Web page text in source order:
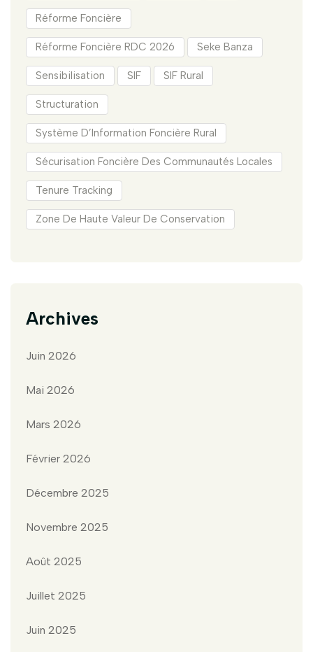
Réforme Foncière
Réforme Foncière RDC 2026 Seke Banza
Sensibilisation SIF SIF Rural
Structuration
Système D’Information Foncière Rural
Sécurisation Foncière Des Communautés Locales
Tenure Tracking
Zone De Haute Valeur De Conservation
Archives
Juin 2026
Mai 2026
Mars 2026
Février 2026
Décembre 2025
Novembre 2025
Août 2025
Juillet 2025
Juin 2025